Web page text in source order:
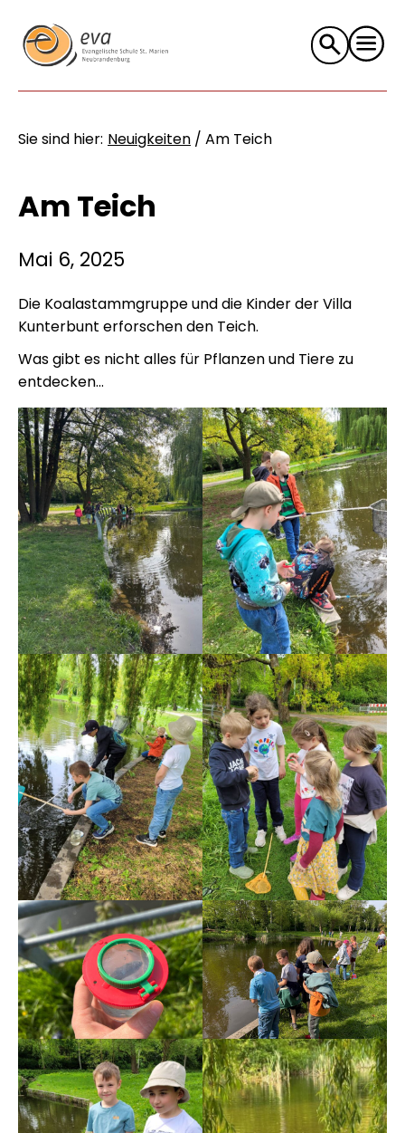
Suche
nach:
Sie sind hier: Neuigkeiten / Am Teich
Am Teich
Mai 6, 2025
Die Koalastammgruppe und die Kinder der Villa
Kunterbunt erforschen den Teich.
Was gibt es nicht alles für Pflanzen und Tiere zu
entdecken...